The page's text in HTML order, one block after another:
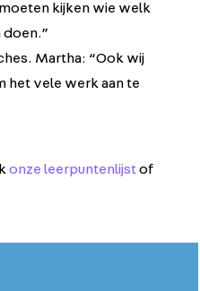
kijken wie welk
Martha: “Ook wij
het vele werk aan te
onze leerpuntenlijstof